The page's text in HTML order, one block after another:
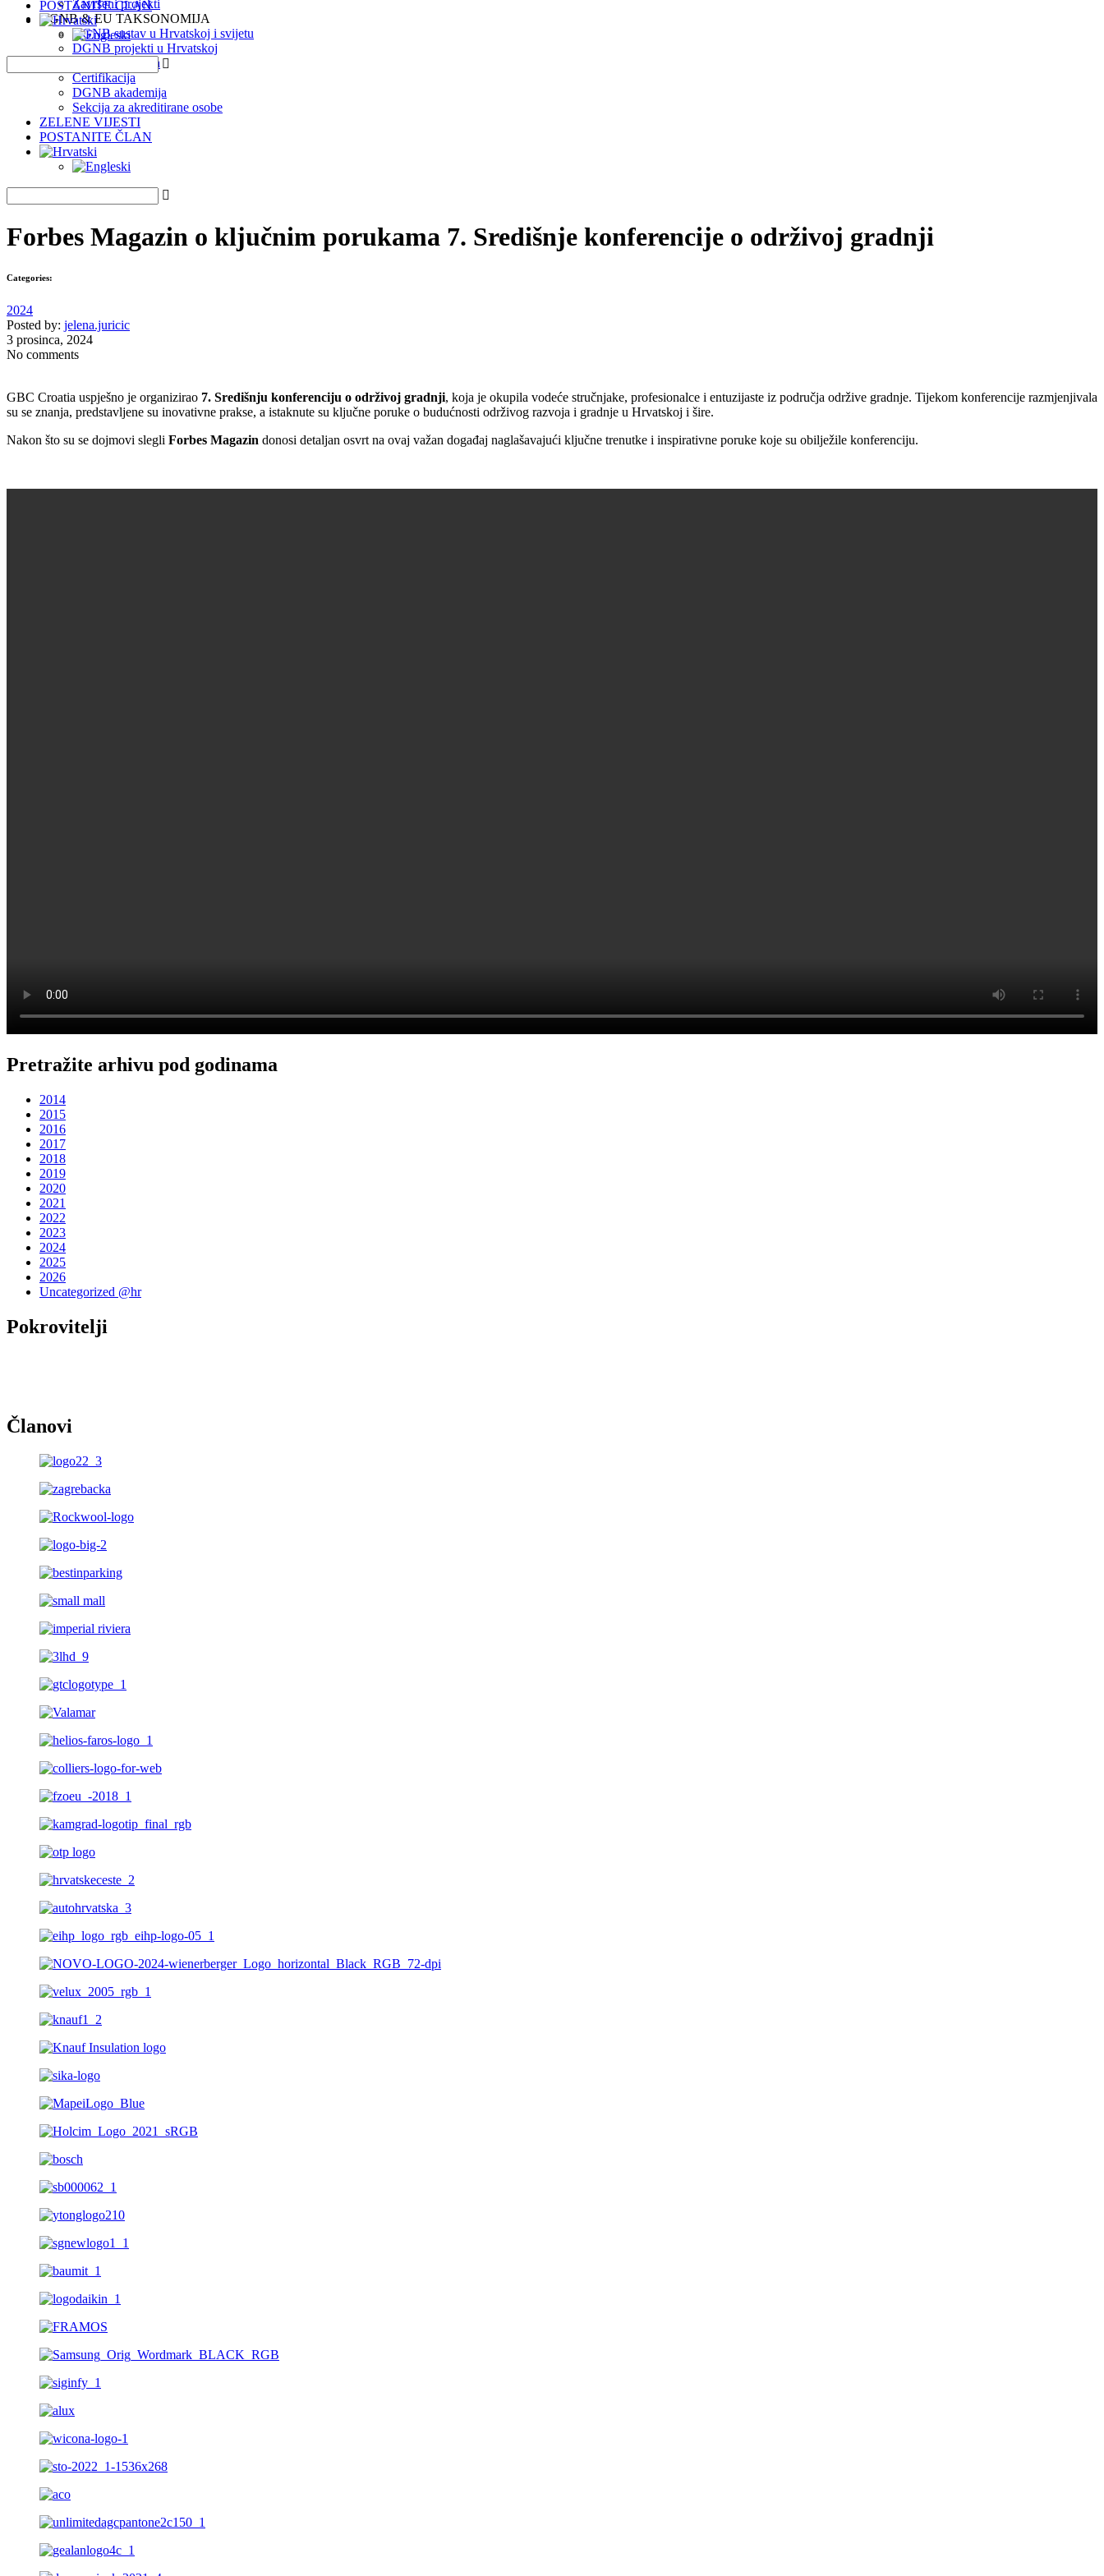
Završeni projekti
DGNB & EU TAKSONOMIJA
DGNB sustav u Hrvatskoj i svijetu
DGNB projekti u Hrvatskoj
EU Taksonomija
Certifikacija
DGNB akademija
Sekcija za akreditirane osobe
ZELENE VIJESTI
POSTANITE ČLAN
POSTANITE ČLAN
Forbes Magazin o ključnim porukama 7. Središnje konferencije o održivoj gradnji
Categories:
2024
Posted by: jelena.juricic
3 prosinca, 2024
No comments
GBC Croatia uspješno je organizirao 7. Središnju konferenciju o održivoj gradnji, koja je okupila vodeće stručnjake, profesionalce i entuzijaste iz područja održive gradnje. Tijekom konferencije razmjenjivala
su se znanja, predstavljene su inovativne prakse, a istaknute su ključne poruke o budućnosti održivog razvoja i gradnje u Hrvatskoj i šire.
Nakon što su se dojmovi slegli Forbes Magazin donosi detaljan osvrt na ovaj važan događaj naglašavajući ključne trenutke i inspirativne poruke koje su obilježile konferenciju.
Pretražite arhivu pod godinama
2014
2015
2016
2017
2018
2019
2020
2021
2022
2023
2024
2025
2026
Uncategorized @hr
Pokrovitelji
Članovi